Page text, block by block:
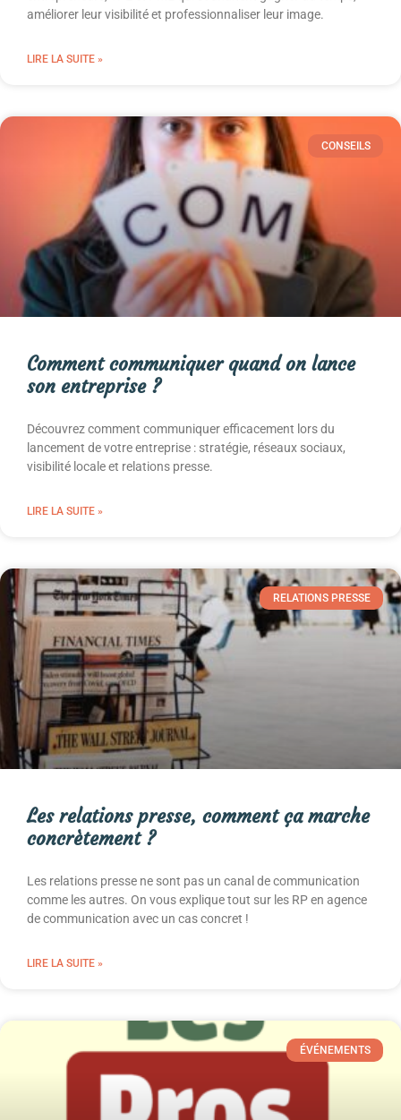
améliorer leur visibilité et professionnaliser leur image.
LIRE LA SUITE »
CONSEILS
Comment communiquer quand on lance
son entreprise ?
Découvrez comment communiquer efficacement lors du
lancement de votre entreprise : stratégie, réseaux sociaux,
visibilité locale et relations presse.
LIRE LA SUITE »
RELATIONS PRESSE
Les relations presse, comment ça marche
concrètement ?
Les relations presse ne sont pas un canal de communication
comme les autres. On vous explique tout sur les RP en agence
de communication avec un cas concret !
LIRE LA SUITE »
ÉVÉNEMENTS